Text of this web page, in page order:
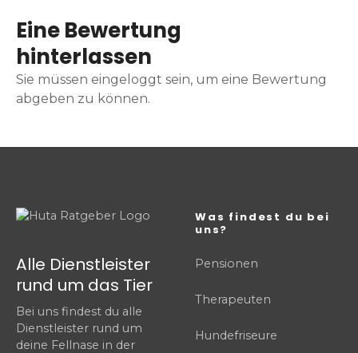
Eine Bewertung
hinterlassen
Sie müssen eingeloggt sein, um eine Bewertung
abgeben zu können.
Alle Dienstleister
rund um das Tier
Bei uns findest du alle
Dienstleister rund um
deine Fellnase in der
Was findest du bei
uns?
Pensionen
Therapeuten
Hundefriseure